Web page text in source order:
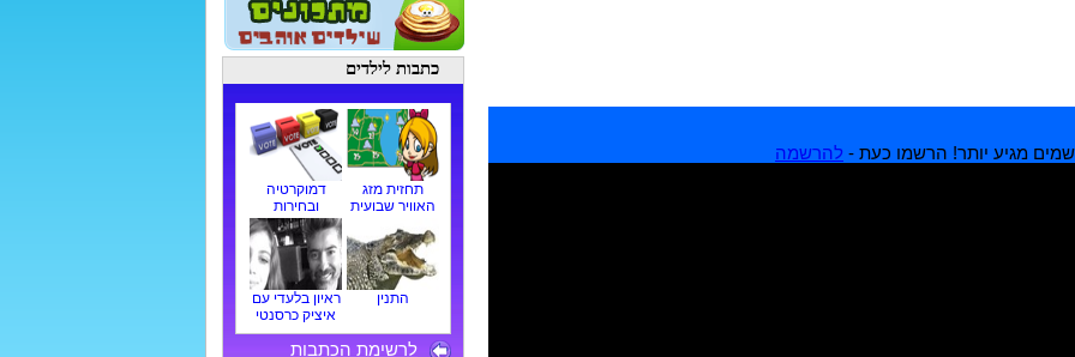
מגיע יותר! הרשמו כעת - להרשמה
כתבות לילדים
תחזית מזג
האוויר שבועית
דמוקרטיה
ובחירות
התנין
ראיון בלעדי עם
איציק כרסנטי
לרשימת הכתבות